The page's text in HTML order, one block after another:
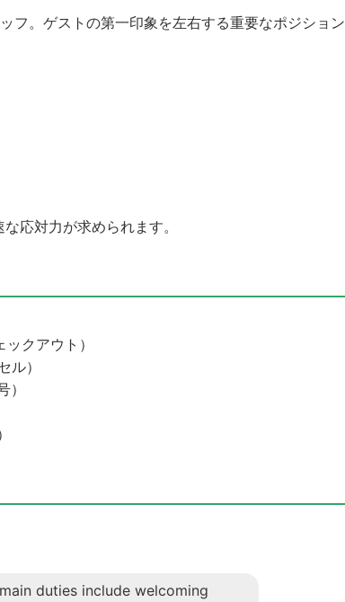
フ。ゲストの第一印象を左右する重要なポジション
応対力が求められます。
クアウト）
）
duties include welcoming